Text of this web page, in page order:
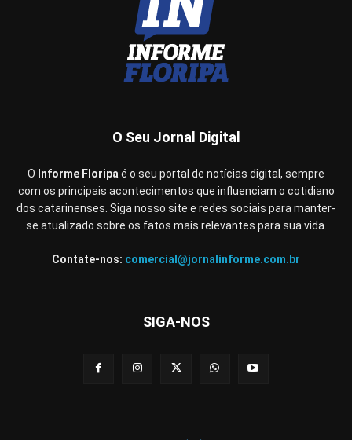
O Seu Jornal Digital
O Informe Floripaé o seu portal de notícias digital, sempre
com os principais acontecimentos que influenciam o cotidiano
dos catarinenses. Siga nosso site e redes sociais para manter-
se atualizado sobre os fatos mais relevantes para sua vida.
Contate-nos: comercial@jornalinforme.com.br
SIGA-NOS